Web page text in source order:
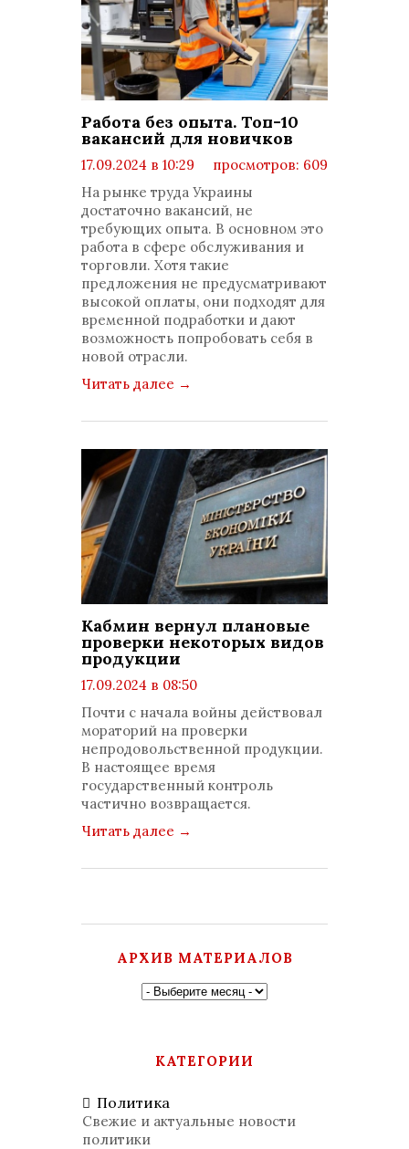
Работа без опыта. Топ-10
вакансий для новичков
17.09.2024 в 10:29
просмотров: 609
комментариев: 0
На рынке труда Украины
достаточно вакансий, не
требующих опыта. В основном это
работа в сфере обслуживания и
торговли. Хотя такие
предложения не предусматривают
высокой оплаты, они подходят для
временной подработки и дают
возможность попробовать себя в
новой отрасли.
Читать далее →
Кабмин вернул плановые
проверки некоторых видов
продукции
17.09.2024 в 08:50
просмотров: 650
комментариев: 0
Почти с начала войны действовал
мораторий на проверки
непродовольственной продукции.
В настоящее время
государственный контроль
частично возвращается.
Читать далее →
АРХИВ МАТЕРИАЛОВ
КАТЕГОРИИ
Политика
Свежие и актуальные новости
политики